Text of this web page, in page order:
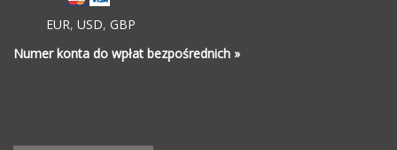
EUR, USD, GBP
Numer konta do wpłat bezpośrednich »